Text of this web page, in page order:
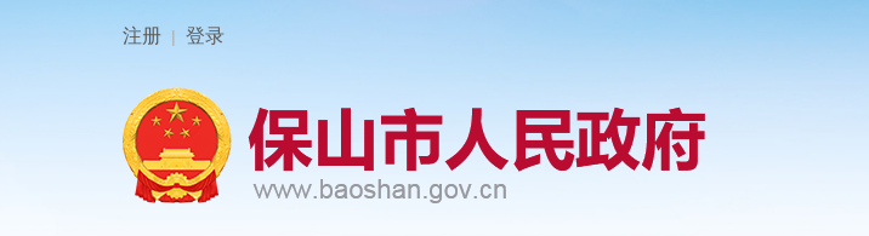
注册 | 登录